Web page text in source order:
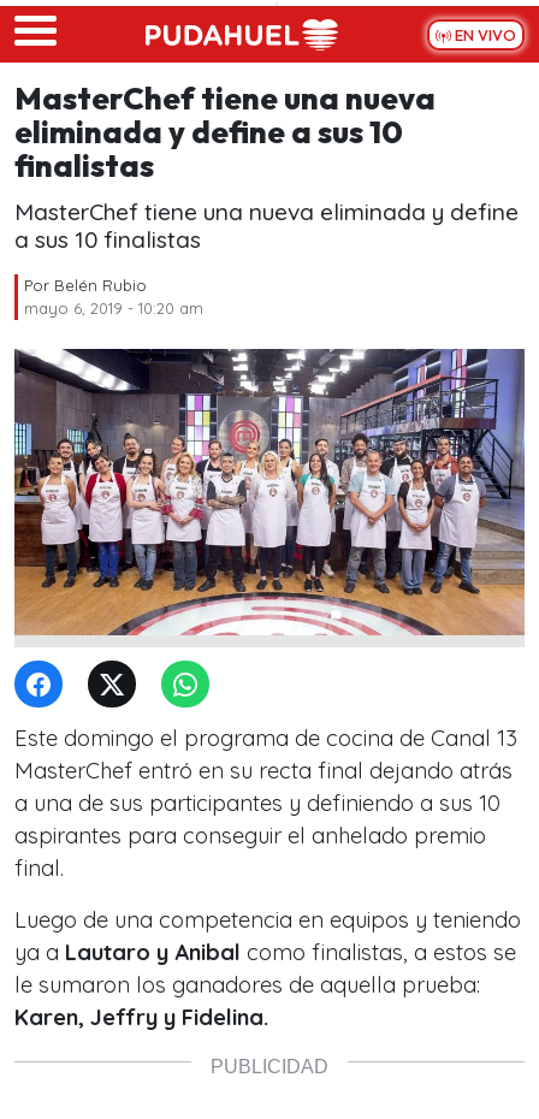
Skip to main content
EN VIVO
MasterChef tiene una nueva
eliminada y define a sus 10
finalistas
MasterChef tiene una nueva eliminada y define
a sus 10 finalistas
Por Belén Rubio
mayo 6, 2019 - 10:20 am
Este domingo el programa de cocina de Canal 13
MasterChef entró en su recta final dejando atrás
a una de sus participantes y definiendo a sus 10
aspirantes para conseguir el anhelado premio
final.
Luego de una competencia en equipos y teniendo
ya a Lautaro y Anibal como finalistas, a estos se
le sumaron los ganadores de aquella prueba:
Karen, Jeffry y Fidelina.